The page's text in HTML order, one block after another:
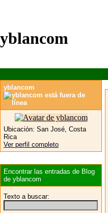
yblancom
yblancom
Ubicación: San José, Costa
Rica
Ver perfil completo
Encontrar las entradas de Blog
de yblancom
Texto a buscar: